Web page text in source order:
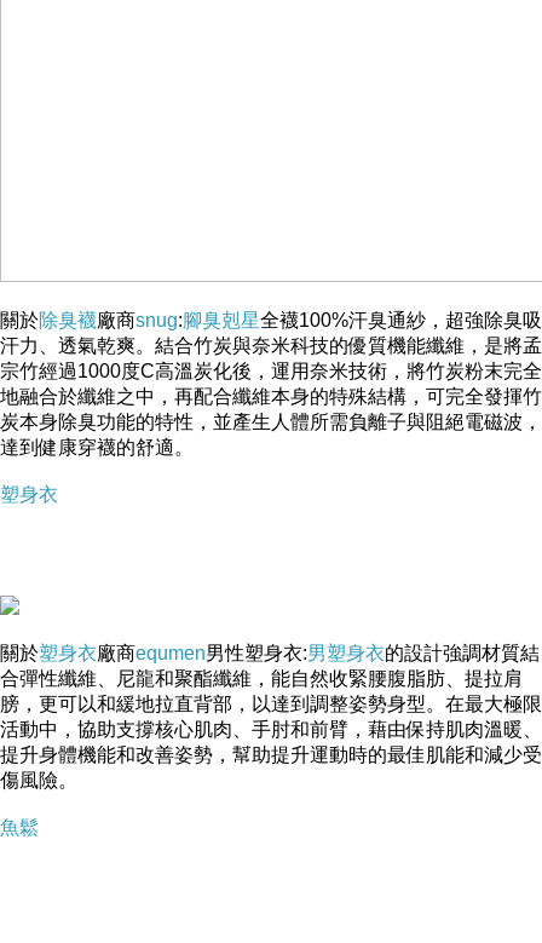
關於除臭襪廠商snug:腳臭剋星全襪100%汗臭通紗，超強除臭吸
汗力、透氣乾爽。結合竹炭與奈米科技的優質機能纖維，是將孟
宗竹經過1000度C高溫炭化後，運用奈米技術，將竹炭粉末完全
地融合於纖維之中，再配合纖維本身的特殊結構，可完全發揮竹
炭本身除臭功能的特性，並產生人體所需負離子與阻絕電磁波，
達到健康穿襪的舒適。
塑身衣
關於塑身衣廠商equmen男性塑身衣:男塑身衣的設計強調材質結
合彈性纖維、尼龍和聚酯纖維，能自然收緊腰腹脂肪、提拉肩
膀，更可以和緩地拉直背部，以達到調整姿勢身型。在最大極限
活動中，協助支撐核心肌肉、手肘和前臂，藉由保持肌肉溫暖、
提升身體機能和改善姿勢，幫助提升運動時的最佳肌能和減少受
傷風險。
魚鬆